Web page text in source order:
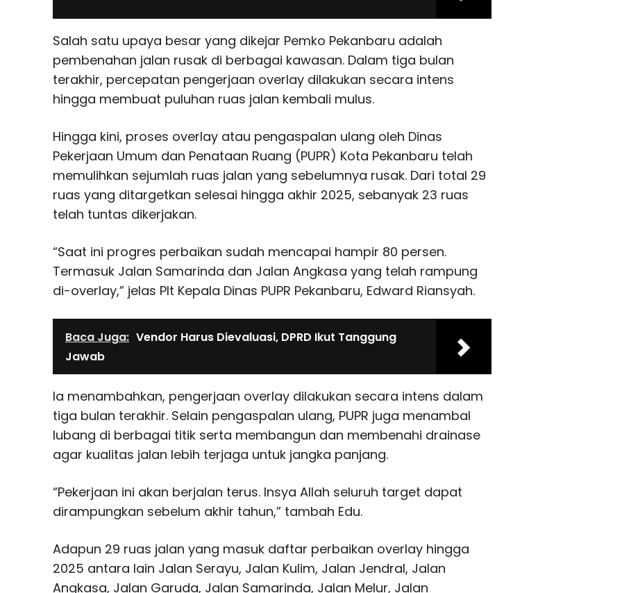
Salah satu upaya besar yang dikejar Pemko Pekanbaru adalah
pembenahan jalan rusak di berbagai kawasan. Dalam tiga bulan
terakhir, percepatan pengerjaan overlay dilakukan secara intens
hingga membuat puluhan ruas jalan kembali mulus.
Hingga kini, proses overlay atau pengaspalan ulang oleh Dinas
Pekerjaan Umum dan Penataan Ruang (PUPR) Kota Pekanbaru telah
memulihkan sejumlah ruas jalan yang sebelumnya rusak. Dari total 29
ruas yang ditargetkan selesai hingga akhir 2025, sebanyak 23 ruas
telah tuntas dikerjakan.
“Saat ini progres perbaikan sudah mencapai hampir 80 persen.
Termasuk Jalan Samarinda dan Jalan Angkasa yang telah rampung
di-overlay,” jelas Plt Kepala Dinas PUPR Pekanbaru, Edward Riansyah.
Baca Juga: Vendor Harus Dievaluasi, DPRD Ikut Tanggung
Jawab
Ia menambahkan, pengerjaan overlay dilakukan secara intens dalam
tiga bulan terakhir. Selain pengaspalan ulang, PUPR juga menambal
lubang di berbagai titik serta membangun dan membenahi drainase
agar kualitas jalan lebih terjaga untuk jangka panjang.
“Pekerjaan ini akan berjalan terus. Insya Allah seluruh target dapat
dirampungkan sebelum akhir tahun,” tambah Edu.
Adapun 29 ruas jalan yang masuk daftar perbaikan overlay hingga
2025 antara lain Jalan Serayu, Jalan Kulim, Jalan Jendral, Jalan
Angkasa, Jalan Garuda, Jalan Samarinda, Jalan Melur, Jalan